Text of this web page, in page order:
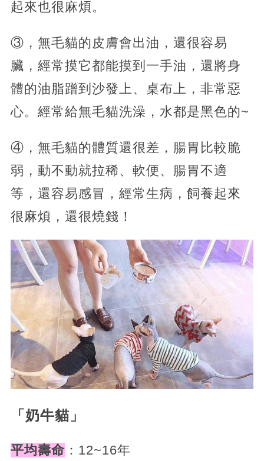
起來也很麻煩。
③，無毛貓的皮膚會出油，還很容易
臟，經常摸它都能摸到一手油，還將身
體的油脂蹭到沙發上、桌布上，非常惡
心。經常給無毛貓洗澡，水都是黑色的~
④，無毛貓的體質還很差，腸胃比較脆
弱，動不動就拉稀、軟便、腸胃不適
等，還容易感冒，經常生病，飼養起來
很麻煩，還很燒錢！
「奶牛貓」
平均壽命：12~16年